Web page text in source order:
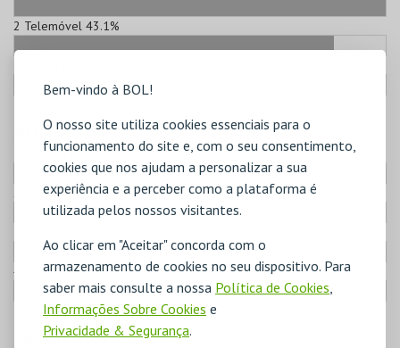
Bem-vindo à BOL!
O nosso site utiliza cookies essenciais para o
funcionamento do site e, com o seu consentimento,
cookies que nos ajudam a personalizar a sua
experiência e a perceber como a plataforma é
utilizada pelos nossos visitantes.
Ao clicar em "Aceitar" concorda com o
armazenamento de cookies no seu dispositivo. Para
saber mais consulte a nossa Política de Cookies,
Informações Sobre Cookies e
Privacidade & Segurança.
2 Telemóvel 43.1%
SISTEMA OPERATIVO
Android63.5%
2 iOS33.8%
4 Restantes1.3%
PARTILHA REDES SOCIAIS